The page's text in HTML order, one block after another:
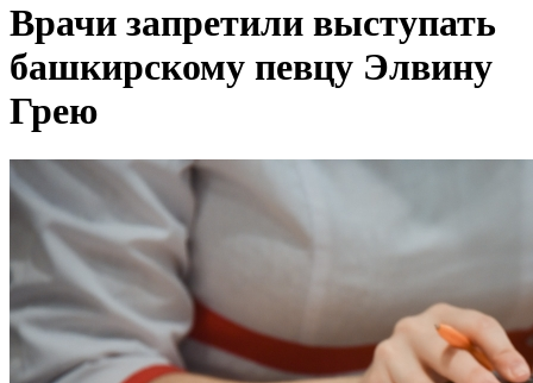
Врачи запретили выступать
башкирскому певцу Элвину
Грею